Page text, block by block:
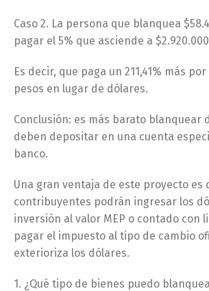
Caso 2. La persona que blanquea
pagar el 5% que asciende a
Es decir, que paga un 211,41% más
pesos en lugar de dólares.
Conclusión: es más barato blanquear
deben depositar en una cuenta
banco.
Una gran ventaja de este proyecto es
contribuyentes podrán ingresar los
inversión al valor MEP o contado con
pagar el impuesto al tipo de cambio
exterioriza los dólares.
1. ¿Qué tipo de bienes puedo